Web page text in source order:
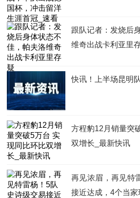
跟队记者：发烧后
维奇出战卡利亚里
快讯！上半场昆明
方程豹12月销量突
双增长_最新快讯
再见浓眉，再见特
接近达成，4个当